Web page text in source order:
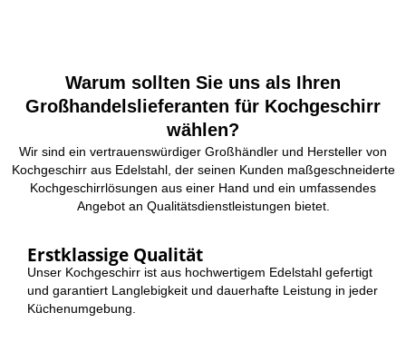
Warum sollten Sie uns als Ihren
Großhandelslieferanten für Kochgeschirr
wählen?
Wir sind ein vertrauenswürdiger Großhändler und Hersteller von
Kochgeschirr aus Edelstahl, der seinen Kunden maßgeschneiderte
Kochgeschirrlösungen aus einer Hand und ein umfassendes
Angebot an Qualitätsdienstleistungen bietet.
Erstklassige Qualität
Unser Kochgeschirr ist aus hochwertigem Edelstahl gefertigt
und garantiert Langlebigkeit und dauerhafte Leistung in jeder
Küchenumgebung.